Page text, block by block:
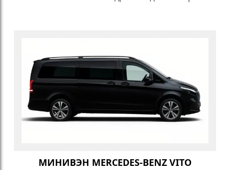
МИНИВЭН MERCEDES-BENZ VITO